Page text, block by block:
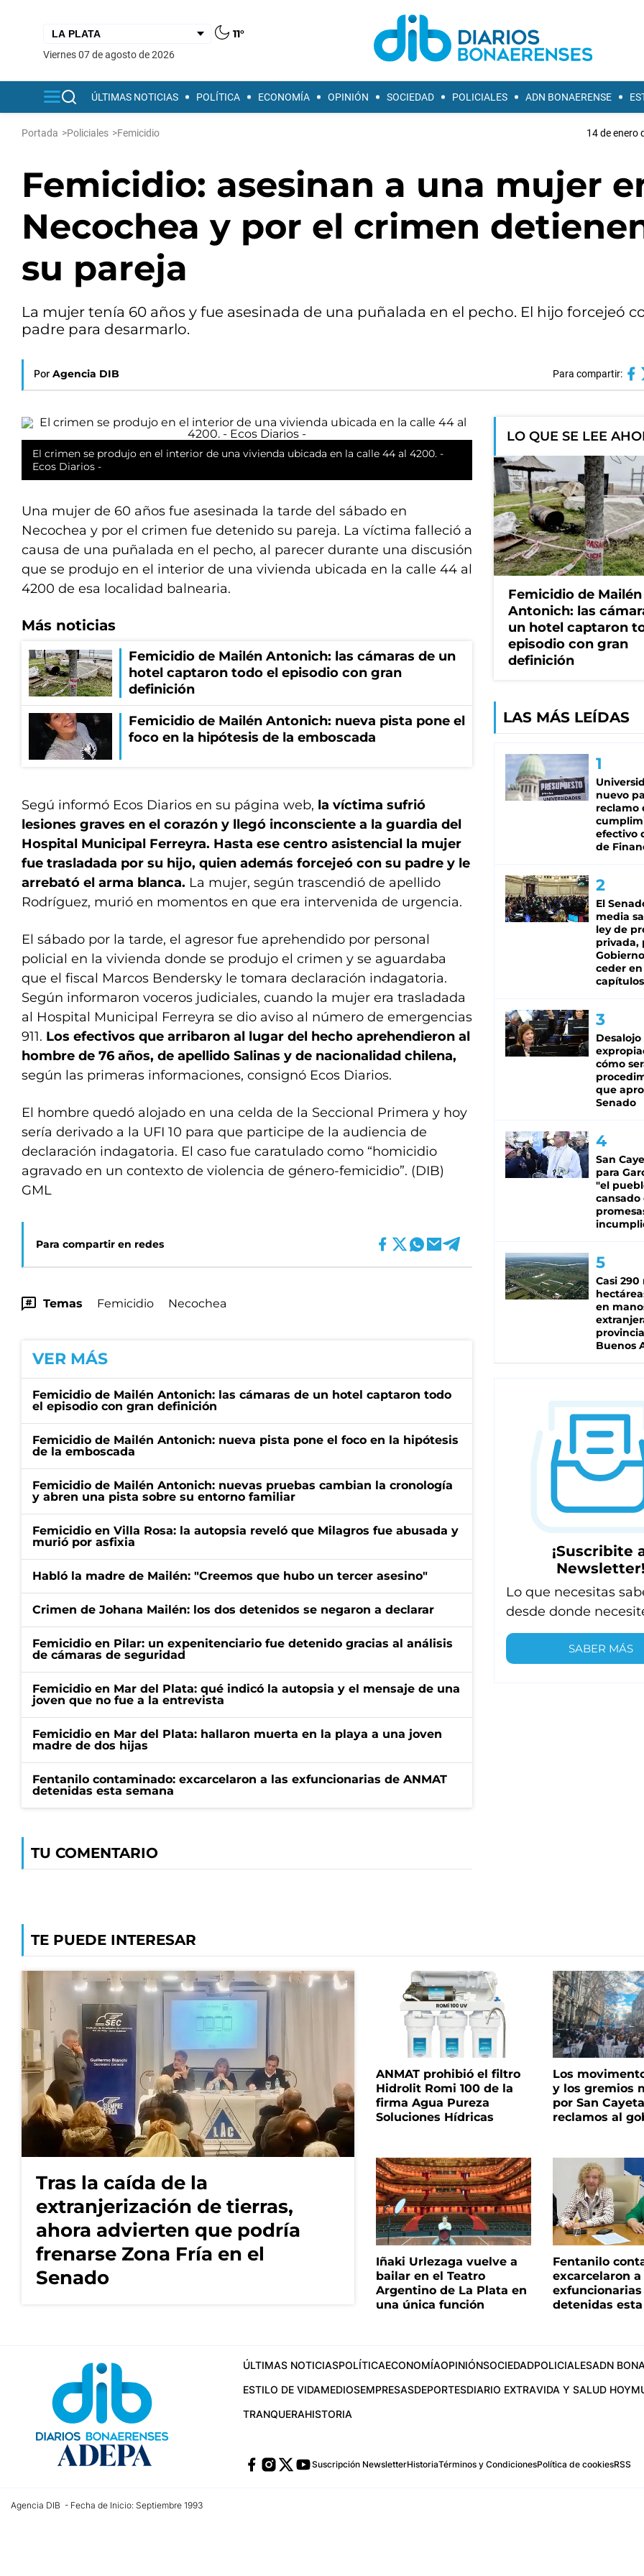
11°
viernes 07 de agosto de 2026
ÚLTIMAS NOTICIAS POLÍTICA ECONOMÍA OPINIÓN SOCIEDAD POLICIALES ADN BONAERENSE
Portada >Policiales >Femicidio 14 de enero
Femicidio: asesinan a una mujer
Necochea y por el crimen
su pareja
La mujer tenía 60 años y fue asesinada de una puñalada en el pecho. El hijo forcejeó
padre para desarmarlo.
Por Agencia DIB Para compartir:
El crimen se produjo en el interior de una vivienda ubicada en la calle 44 al 4200. -
Ecos Diarios -
Una mujer de 60 años fue asesinada la tarde del sábado en
Necochea y por el crimen fue detenido su pareja. La víctima falleció a
causa de una puñalada en el pecho, al parecer durante una discusión
que se produjo en el interior de una vivienda ubicada en la calle 44 al
4200 de esa localidad balnearia.
Más noticias
Femicidio de Mailén Antonich: las cámaras de un
hotel captaron todo el episodio con gran
definición
Femicidio de Mailén Antonich: nueva pista pone el
foco en la hipótesis de la emboscada
Segú informó Ecos Diarios en su página web, la víctima sufrió
lesiones graves en el corazón y llegó inconsciente a la guardia del
Hospital Municipal Ferreyra. Hasta ese centro asistencial la mujer
fue trasladada por su hijo, quien además forcejeó con su padre y le
arrebató el arma blanca. La mujer, según trascendió de apellido
Rodríguez, murió en momentos en que era intervenida de urgencia.
El sábado por la tarde, el agresor fue aprehendido por personal
policial en la vivienda donde se produjo el crimen y se aguardaba
que el fiscal Marcos Bendersky le tomara declaración indagatoria.
Según informaron voceros judiciales, cuando la mujer era trasladada
al Hospital Municipal Ferreyra se dio aviso al número de emergencias
911. Los efectivos que arribaron al lugar del hecho aprehendieron al
hombre de 76 años, de apellido Salinas y de nacionalidad chilena,
según las primeras informaciones, consignó Ecos Diarios.
El hombre quedó alojado en una celda de la Seccional Primera y hoy
sería derivado a la UFI 10 para que participe de la audiencia de
declaración indagatoria. El caso fue caratulado como “homicidio
agravado en un contexto de violencia de género-femicidio”. (DIB)
GML
Para compartir en redes
Temas Femicidio Necochea
VER MÁS
Femicidio de Mailén Antonich: las cámaras de un hotel captaron todo
el episodio con gran definición
Femicidio de Mailén Antonich: nueva pista pone el foco en la hipótesis
de la emboscada
Femicidio de Mailén Antonich: nuevas pruebas cambian la cronología
y abren una pista sobre su entorno familiar
Femicidio en Villa Rosa: la autopsia reveló que Milagros fue abusada y
murió por asfixia
Habló la madre de Mailén: "Creemos que hubo un tercer asesino"
Crimen de Johana Mailén: los dos detenidos se negaron a declarar
Femicidio en Pilar: un expenitenciario fue detenido gracias al análisis
de cámaras de seguridad
Femicidio en Mar del Plata: qué indicó la autopsia y el mensaje de una
joven que no fue a la entrevista
Femicidio en Mar del Plata: hallaron muerta en la playa a una joven
madre de dos hijas
Fentanilo contaminado: excarcelaron a las exfuncionarias de ANMAT
detenidas esta semana
TU COMENTARIO
LO QUE SE LEE
Femicidio de Mailén
Antonich: las
un hotel captaron
episodio con gran
definición
LAS MÁS LEÍDAS
nuevo
reclamo
efectivo
de
El
media
ley de
privada,
ceder
capítulos
cómo
que
Senado
San
para
"el
cansado
Casi 290
en
Buenos
¡Suscribite
Lo que necesitas
desde donde
SABER MÁS
TE PUEDE INTERESAR
Tras la caída de la
extranjerización de tierras,
ahora advierten que podría
frenarse Zona Fría en el
Senado
ANMAT prohibió el filtro
Hidrolit Romi 100 de la
firma Agua Pureza
Soluciones Hídricas
Los
y los gremios
por San
reclamos al
Iñaki Urlezaga vuelve a
bailar en el Teatro
Argentino de La Plata en
una única función
Fentanilo
excarcelaron a
exfuncionarias
detenidas
ÚLTIMAS NOTICIASPOLÍTICAECONOMÍAOPINIÓNSOCIEDADPOLICIALESADN
ESTILO DE VIDAMEDIOSEMPRESASDEPORTESDIARIO EXTRAVIDA Y SALUD HOY
TRANQUERAHISTORIA
Suscripción NewsletterHistoriaTérminos y CondicionesPolítica de cookiesRSS
Agencia DIB - Fecha de Inicio: Septiembre 1993